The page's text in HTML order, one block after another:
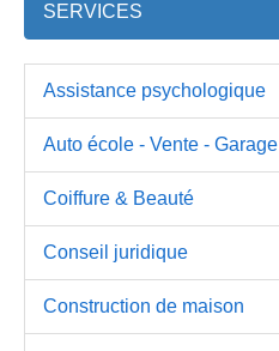
SERVICES
Assistance psychologique
Auto école - Vente - Garage
Coiffure & Beauté
Conseil juridique
Construction de maison